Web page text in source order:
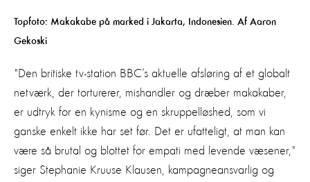
Topfoto: Makakabe på marked i Jakarta, Indonesien. Af Aaron
Gekoski
"Den britiske tv-station BBC’s aktuelle afsløring af et globalt
netværk, der torturerer, mishandler og dræber makakaber,
er udtryk for en kynisme og en skruppelløshed, som vi
ganske enkelt ikke har set før. Det er ufatteligt, at man kan
være så brutal og blottet for empati med levende væsener,"
siger Stephanie Kruuse Klausen, kampagneansvarlig og